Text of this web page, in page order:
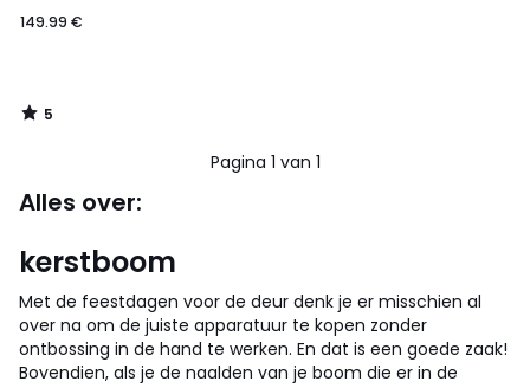
€.
149.99 €
5
/
Pagina 1 van 1
Alles over:
kerstboom
Met de feestdagen voor de deur denk je er misschien al
over na om de juiste apparatuur te kopen zonder
ontbossing in de hand te werken. En dat is een goede zaak!
Bovendien, als je de naalden van je boom die er in de